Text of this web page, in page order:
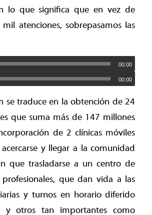
lo que significa que en vez de
atenciones, sobrepasamos las
00:00
00:00
se traduce en la obtención de 24
que suma más de 147 millones
de 2 clínicas móviles
y llegar a la comunidad
que trasladarse a un centro de
profesionales, que dan vida a las
y turnos en horario diferido
y otros tan importantes como